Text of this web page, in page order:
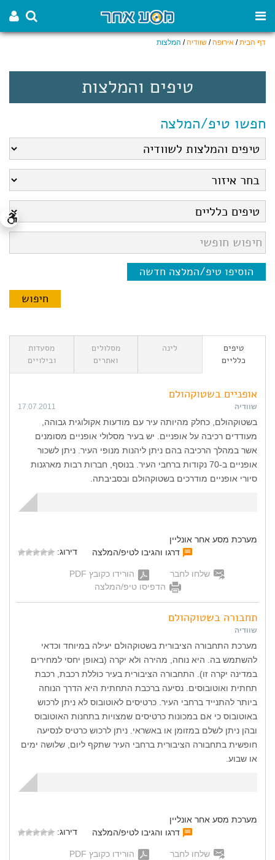
דף הבית/ אירופה/ שוודיה/ המלצות
טיפים והמלצות
חפשו טיפ/המלצה
הוסיפו טיפ/המלצה חדשה
טיפים
כלליים
לינה
מסלולים
ואתרים
מסעדות
ובילויים
אופניים בשטוקהולם
שוודיה 17.07.2011
בשטוקהולם, כחלק מהיותה עיר עם מודעות אקולוגית גבוהה,
מעודדים רכיבה על אופניים. יש בעיר מסלולי אופניים מסומנים
אשר במהלך הרכיבה בהם ניתן ליהנות מנופי העיר. ניתן לשכור
אופניים ב-70 נקודות ברחבי העיר. בנוסף, חברות רבות מארגנות
סיורי אופניים מודרכים בשטוקהולם ובסביבתה.
מערכת מסע אחר אונליין
דרגו והגיבו לטיפ/המלצה
דירוג:
שלחו לחבר
הורידו כקובץ PDF
הדפיסו טיפ/המלצה
תחבורה בשטוקהולם
שוודיה
מערכת התחבורה הציבורית בשטוקהולם יעילה במיוחד וכדאי
להשתמש בה. היא נוחה, מהירה ולא יקרה (באופן יחסי למחירים
במדינה יקרה זו). התחבורה הציבורית בעיר כוללת רכבת, רכבת
תחתית ואוטובוסים. נסיעה ברכבת התחתית היא הדרך הנוחה
ביותר להתנייד ברחבי העיר. כרטיסים לאוטובוס לא ניתן לרכוש
באוטובוס כי אם במכונות כרטיסים שמצויות בתחנות האוטובוס
ובהן ניתן לשלם במזומן או באשראי. ניתן לרכוש כרטיס לנסיעה
חופשית בתחבורה הציבורית ברחבי העיר שתקף ליום, שלושה ימים
או שבוע.
מערכת מסע אחר אונליין
דרגו והגיבו לטיפ/המלצה
דירוג:
שלחו לחבר
הורידו כקובץ PDF